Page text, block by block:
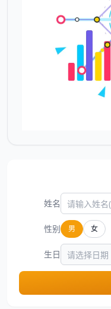
姓名
性别 男 女
生日